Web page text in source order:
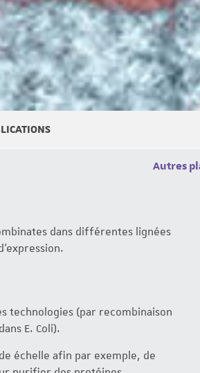
Autres
dans différentes lignées
technologies (par recombinaison
E. Coli).
échelle afin par exemple, de